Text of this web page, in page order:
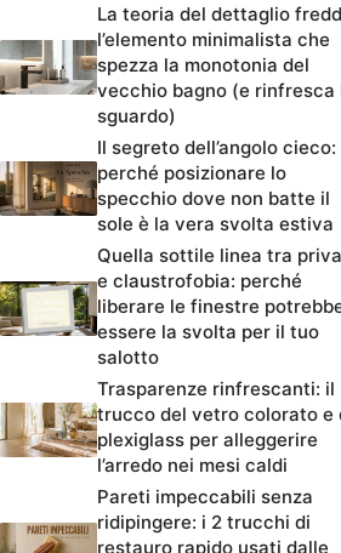
La teoria del dettaglio
l’elemento minimalista che
spezza la monotonia del
vecchio bagno (e rinfresca
sguardo)
Il segreto dell’angolo cieco:
perché posizionare lo
specchio dove non batte il
sole è la vera svolta estiva
Quella sottile linea tra
e claustrofobia: perché
liberare le finestre
essere la svolta per il tuo
salotto
Trasparenze rinfrescanti: il
trucco del vetro colorato e
plexiglass per alleggerire
l’arredo nei mesi caldi
Pareti impeccabili senza
ridipingere: i 2 trucchi di
restauro rapido usati dalle